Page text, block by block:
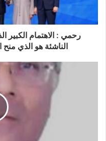
رحمي : الاهتمام الكبير
الناشئة هو الذي منح